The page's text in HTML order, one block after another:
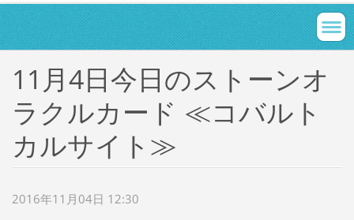
11月4日今日のストーンオ
ラクルカード ≪コバルト
カルサイト≫
2016年11月04日 12:30